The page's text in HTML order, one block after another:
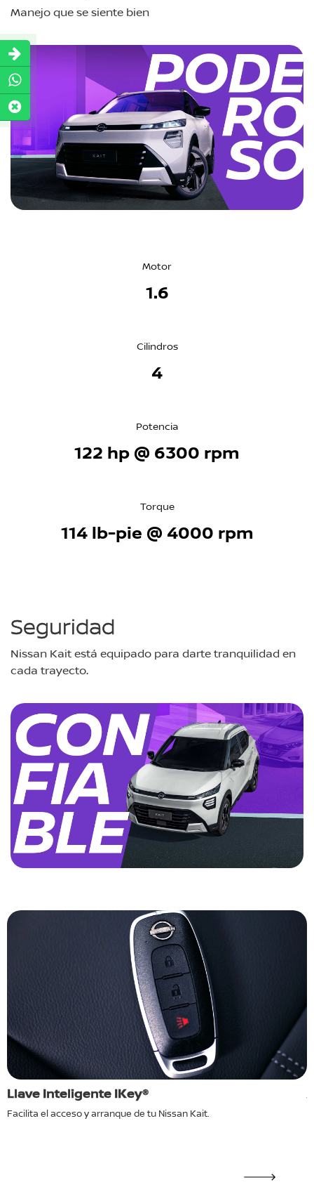
Manejo que se siente bien
Motor
1.6
Cilindros
4
Potencia
122 hp @ 6300 rpm
Torque
114 lb-pie @ 4000 rpm
Seguridad
Nissan Kait está equipado para darte tranquilidad en
cada trayecto.
Llave Inteligente IKey®
Facilita el acceso y arranque de tu Nissan Kait.